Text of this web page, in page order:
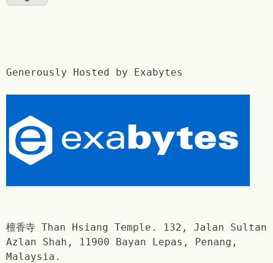
Generously Hosted by Exabytes
檀香寺 Than Hsiang Temple. 132, Jalan Sultan
Azlan Shah, 11900 Bayan Lepas, Penang,
Malaysia.